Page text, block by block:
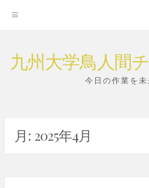
Skip
九州大学鳥人間
今日の作業を未
月: 2025年4月